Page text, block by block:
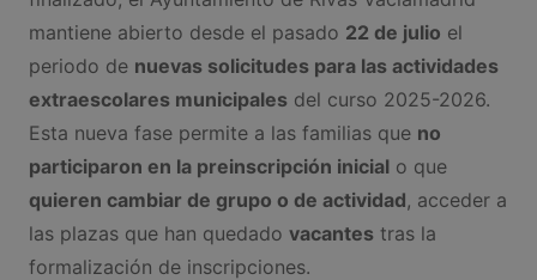
mantiene abierto desde el pasado 22 de julio el
periodo de nuevas solicitudes para las actividades
extraescolares municipalesdel curso 2025-2026.
Esta nueva fase permite a las familias que no
participaron en la preinscripción inicialo que
quieren cambiar de grupo o de actividad, acceder a
las plazas que han quedado vacantestras la
formalización de inscripciones.